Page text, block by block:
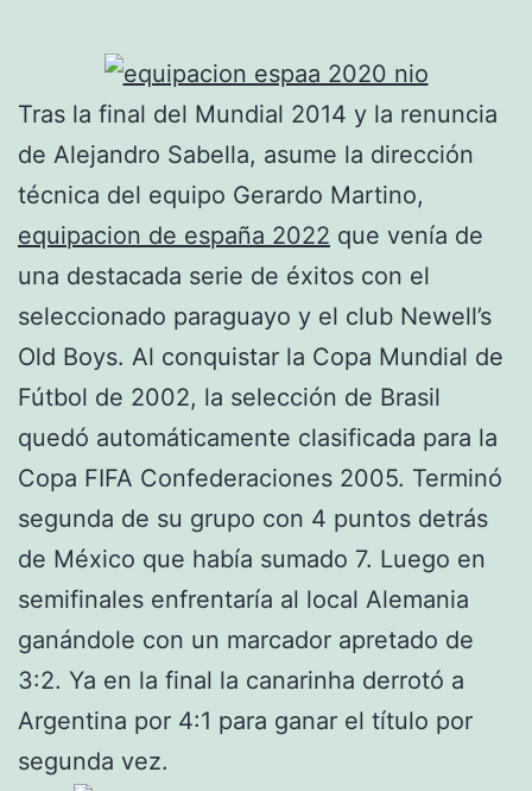
Tras la final del Mundial 2014 y la renuncia
de Alejandro Sabella, asume la dirección
técnica del equipo Gerardo Martino,
equipacion de españa 2022 que venía de
una destacada serie de éxitos con el
seleccionado paraguayo y el club Newell’s
Old Boys. Al conquistar la Copa Mundial de
Fútbol de 2002, la selección de Brasil
quedó automáticamente clasificada para la
Copa FIFA Confederaciones 2005. Terminó
segunda de su grupo con 4 puntos detrás
de México que había sumado 7. Luego en
semifinales enfrentaría al local Alemania
ganándole con un marcador apretado de
3:2. Ya en la final la canarinha derrotó a
Argentina por 4:1 para ganar el título por
segunda vez.